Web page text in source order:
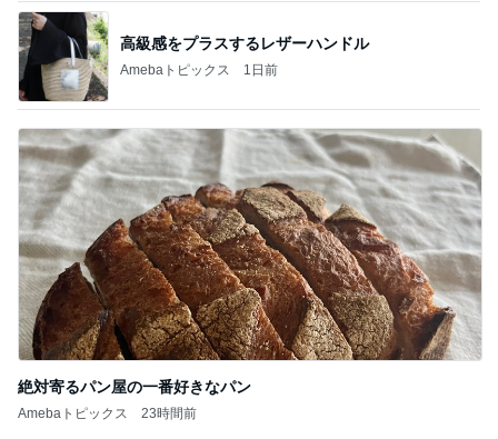
高級感をプラスするレザーハンドル
Amebaトピックス 1日前
絶対寄るパン屋の一番好きなパン
Amebaトピックス 23時間前